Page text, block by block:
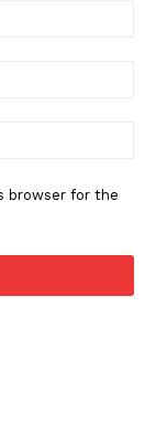
browser for the